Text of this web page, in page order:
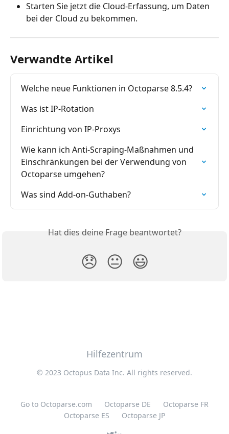
Starten Sie jetzt die Cloud-Erfassung, um Daten
bei der Cloud zu bekommen.
Verwandte Artikel
Welche neue Funktionen in Octoparse 8.5.4?
Was ist IP-Rotation
Einrichtung von IP-Proxys
Wie kann ich Anti-Scraping-Maßnahmen und
Einschränkungen bei der Verwendung von
Octoparse umgehen?
Was sind Add-on-Guthaben?
Hat dies deine Frage beantwortet?
😞 😐 😃
Hilfezentrum
© 2023 Octopus Data Inc. All rights reserved.
Go to Octoparse.com Octoparse DE
Octoparse FR
Octoparse ES
Octoparse JP